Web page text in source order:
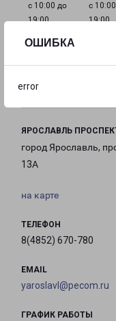
ОШИБКА
error
с 10:00 до
19:00
с
19:00
с 10:00 до
ЯРОСЛАВЛЬ
город Ярославль,
13А
на карте
ТЕЛЕФОН
8(4852) 670-780
EMAIL
yaroslavl@pecom.ru
ГРАФИК РАБОТЫ